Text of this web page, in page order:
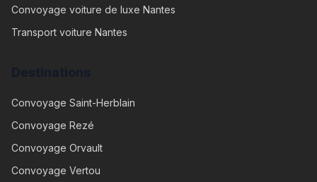
Convoyage voiture de luxe Nantes
Transport voiture Nantes
Convoyage Saint-Herblain
Convoyage Rezé
Convoyage Orvault
Convoyage Vertou